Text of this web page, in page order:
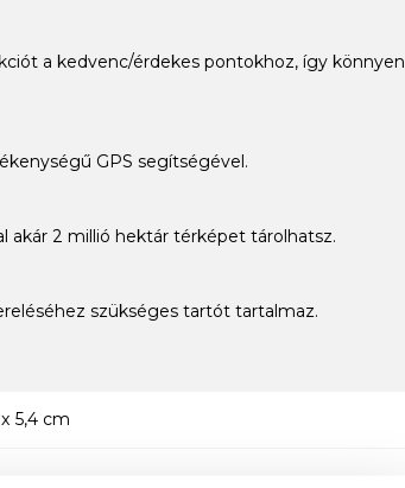
a kedvenc/érdekes pontokhoz, így könnyen
GPS segítségével.
akár 2 millió hektár térképet tárolhatsz.
szükséges tartót tartalmaz.
5,4 cm